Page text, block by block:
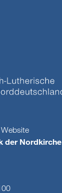
der Nordkirche